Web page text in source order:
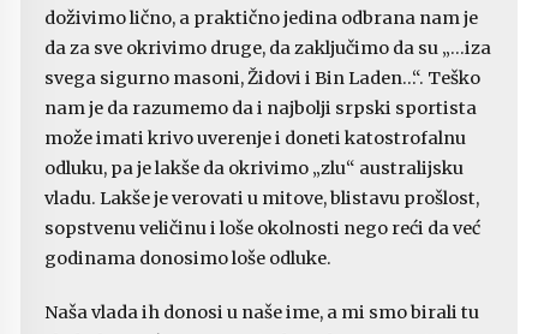
doživimo lično, a praktično jedina odbrana nam je
da za sve okrivimo druge, da zaključimo da su „…iza
svega sigurno masoni, Židovi i Bin Laden…“. Teško
nam je da razumemo da i najbolji srpski sportista
može imati krivo uverenje i doneti katostrofalnu
odluku, pa je lakše da okrivimo „zlu“ australijsku
vladu. Lakše je verovati u mitove, blistavu prošlost,
sopstvenu veličinu i loše okolnosti nego reći da već
godinama donosimo loše odluke.
Naša vlada ih donosi u naše ime, a mi smo birali tu